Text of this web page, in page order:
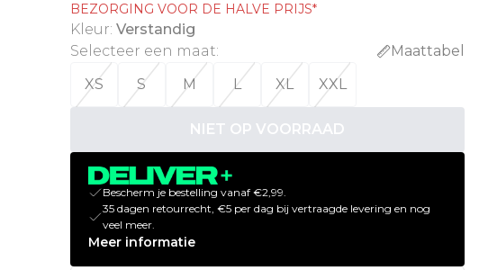
BEZORGING VOOR DE HALVE PRIJS*
Kleur: Verstandig
Selecteer een maat:
Maattabel
XS
S M L XL XXL
NIET OP VOORRAAD
Bescherm je bestelling vanaf €2,99.
35 dagen retourrecht, €5 per dag bij vertraagde levering en nog
veel meer.
Meer informatie